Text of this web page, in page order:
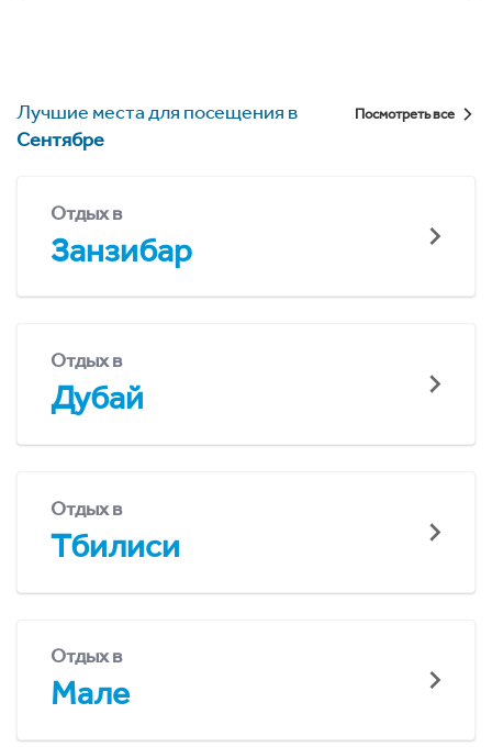
Лучшие места для посещения в
Сентябре
Посмотреть все
Отдых в
Занзибар
Отдых в
Дубай
Отдых в
Тбилиси
Отдых в
Мале